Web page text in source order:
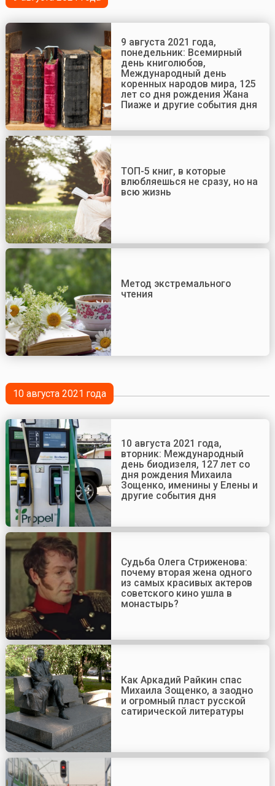
9 августа 2021 года,
понедельник: Всемирный
день книголюбов,
Международный день
коренных народов мира, 125
лет со дня рождения Жана
Пиаже и другие события дня
ТОП-5 книг, в которые
влюбляешься не сразу, но на
всю жизнь
Метод экстремального
чтения
10 августа 2021 года
10 августа 2021 года,
вторник: Международный
день биодизеля, 127 лет со
дня рождения Михаила
Зощенко, именины у Елены и
другие события дня
Судьба Олега Стриженова:
почему вторая жена одного
из самых красивых актеров
советского кино ушла в
монастырь?
Как Аркадий Райкин спас
Михаила Зощенко, а заодно
и огромный пласт русской
сатирической литературы